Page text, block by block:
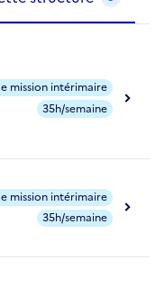
mission intérimaire
35h/semaine
mission intérimaire
35h/semaine